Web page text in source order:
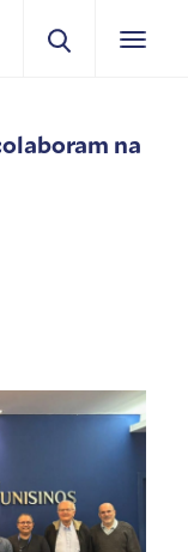
na